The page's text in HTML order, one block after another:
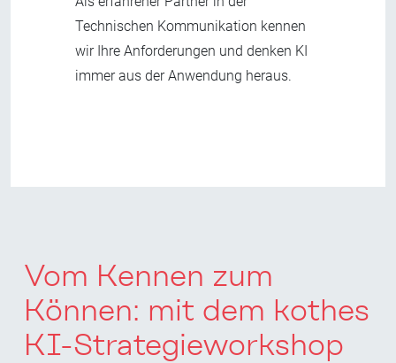
Technischen Kommunikation kennen
wir Ihre Anforderungen und denken KI
immer aus der Anwendung heraus.
Vom Kennen zum
Können: mit dem kothes
KI-Strategieworkshop